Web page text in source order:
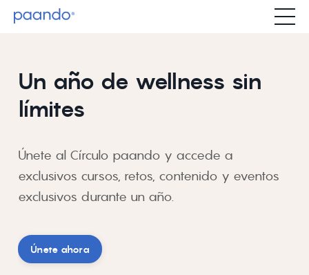
Un año de wellness sin
límites
Únete al Círculo paando y accede a
exclusivos cursos, retos, contenido y eventos
exclusivos durante un año.
Únete ahora